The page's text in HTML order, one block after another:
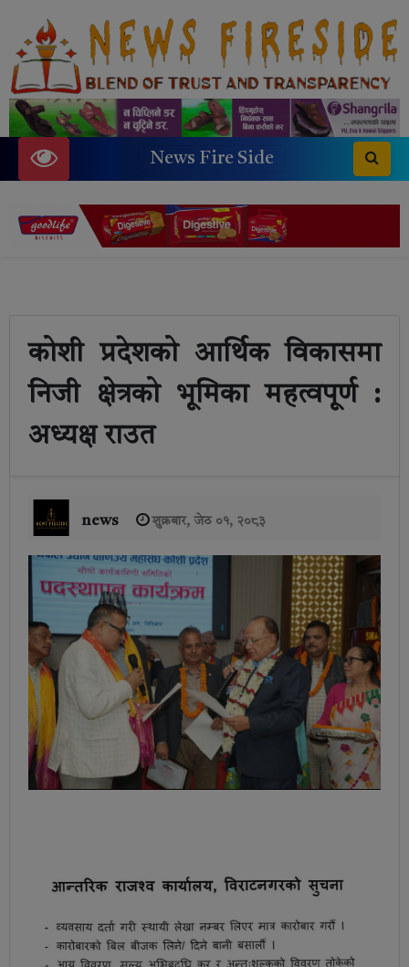
News Fire Side
कोशी प्रदेशको आर्थिक विकासमा
निजी क्षेत्रको भूमिका महत्वपूर्ण :
अध्यक्ष राउत
news शुक्रबार, जेठ ०१, २०८३